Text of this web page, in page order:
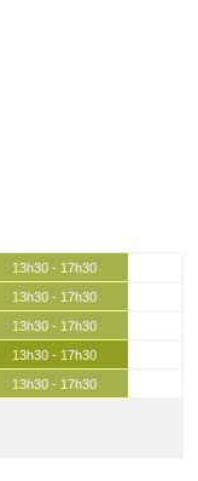
13h30 - 17h30
13h30 - 17h30
13h30 - 17h30
13h30 - 17h30
13h30 - 17h30